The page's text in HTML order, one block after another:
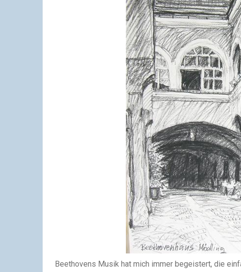
Beethovens Musik hat mich immer begeistert, die